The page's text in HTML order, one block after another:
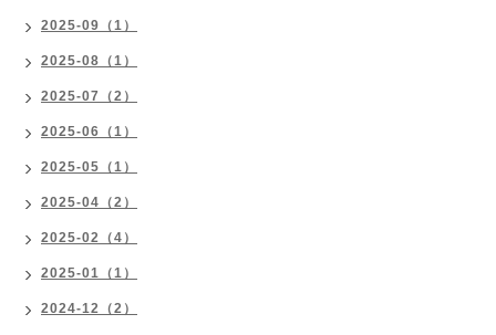
2025-09（1）
2025-08（1）
2025-07（2）
2025-06（1）
2025-05（1）
2025-04（2）
2025-02（4）
2025-01（1）
2024-12（2）